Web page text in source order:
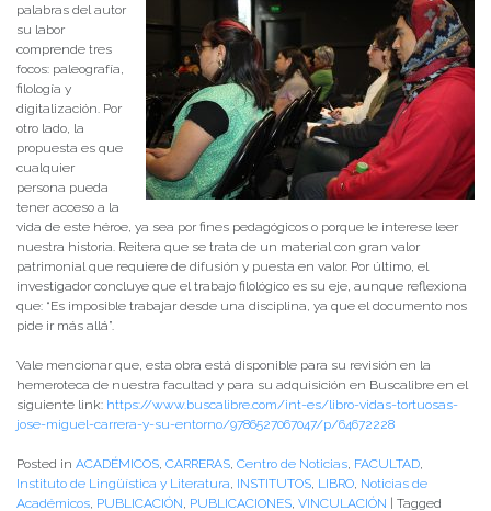
palabras del autor
su labor
comprende tres
focos: paleografía,
filología y
digitalización. Por
otro lado, la
propuesta es que
cualquier
persona pueda
tener acceso a la
vida de este héroe, ya sea por fines pedagógicos o porque le interese leer
nuestra historia. Reitera que se trata de un material con gran valor
patrimonial que requiere de difusión y puesta en valor. Por último, el
investigador concluye que el trabajo filológico es su eje, aunque reflexiona
que: “Es imposible trabajar desde una disciplina, ya que el documento nos
pide ir más allá”.
Vale mencionar que, esta obra está disponible para su revisión en la
hemeroteca de nuestra facultad y para su adquisición en Buscalibre en el
siguiente link: https://www.buscalibre.com/int-es/libro-vidas-tortuosas-
jose-miguel-carrera-y-su-entorno/9786527067047/p/64672228
Posted in ACADÉMICOS CARRERAS Centro de Noticias FACULTAD
Instituto de Lingüística y Literatura INSTITUTOS LIBRO Noticias de
Académicos PUBLICACIÓN PUBLICACIONES VINCULACIÓN | Tagged